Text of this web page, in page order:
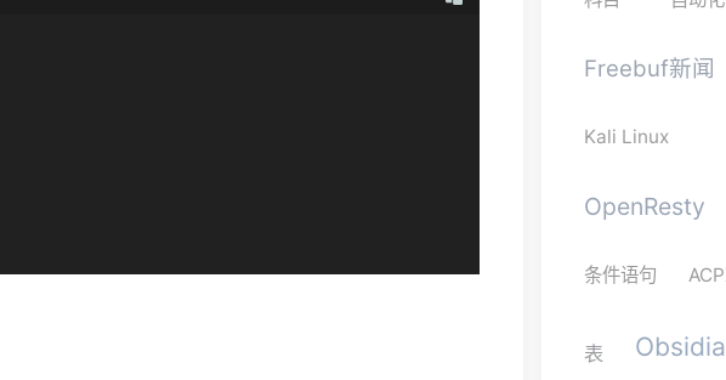
Freebuf新闻
Kali Linux
OpenResty
条件语句
表